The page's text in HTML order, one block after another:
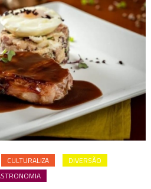
CULTURALIZA
DIVERSÃO